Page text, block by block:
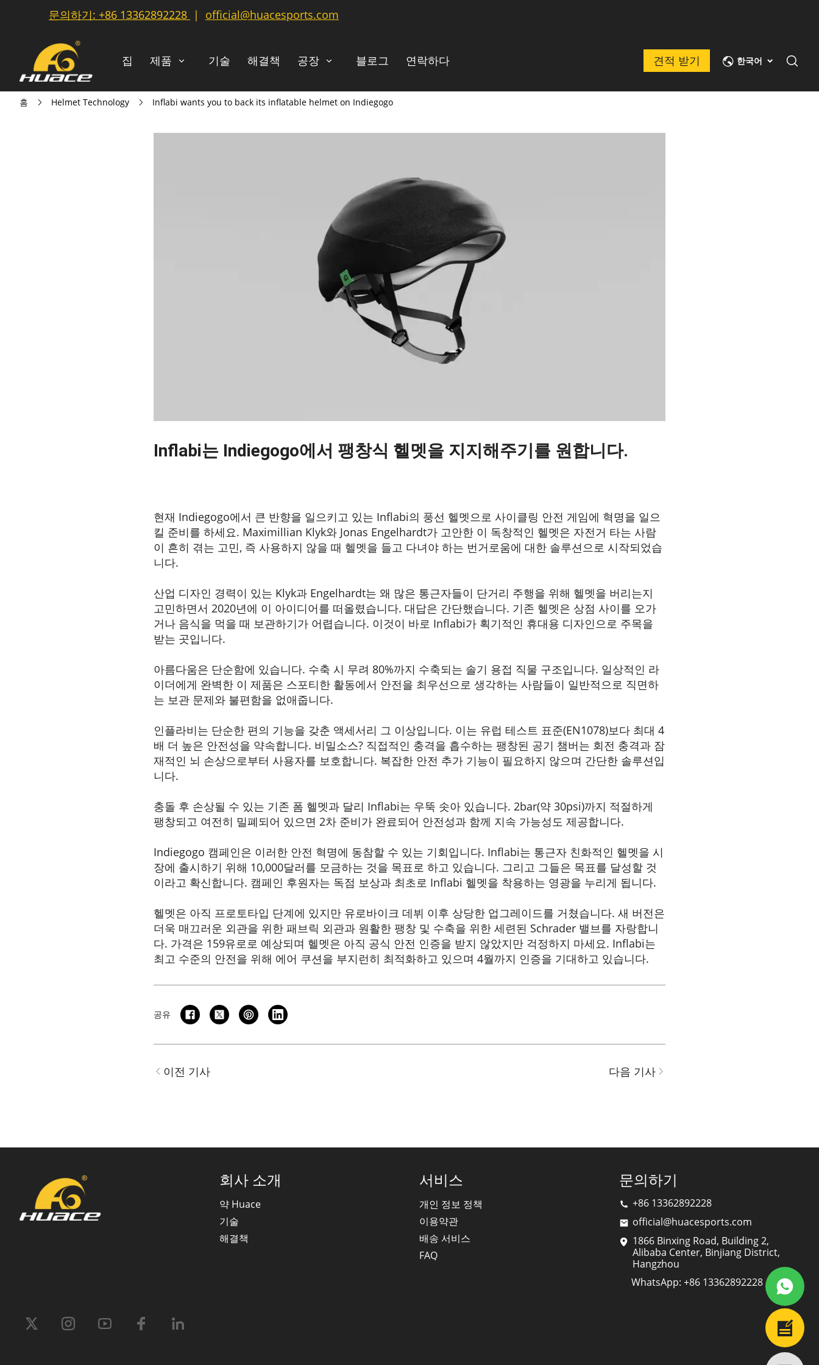
문의하기: +86 13362892228 | official@huacesports.com
집 제품 기술 해결책 공장 블로그 연락하다 견적 받기 한국어
홈 Helmet Technology Inflabi wants you to back its inflatable helmet on Indiegogo
Inflabi는 Indiegogo에서 팽창식 헬멧을 지지해주기를 원합니다.
현재 Indiegogo에서 큰 반향을 일으키고 있는 Inflabi의 풍선 헬멧으로 사이클링 안전 게임에 혁명을 일으
킬 준비를 하세요. Maximillian Klyk와 Jonas Engelhardt가 고안한 이 독창적인 헬멧은 자전거 타는 사람
이 흔히 겪는 고민, 즉 사용하지 않을 때 헬멧을 들고 다녀야 하는 번거로움에 대한 솔루션으로 시작되었습
니다.
산업 디자인 경력이 있는 Klyk과 Engelhardt는 왜 많은 통근자들이 단거리 주행을 위해 헬멧을 버리는지
고민하면서 2020년에 이 아이디어를 떠올렸습니다. 대답은 간단했습니다. 기존 헬멧은 상점 사이를 오가
거나 음식을 먹을 때 보관하기가 어렵습니다. 이것이 바로 Inflabi가 획기적인 휴대용 디자인으로 주목을
받는 곳입니다.
아름다움은 단순함에 있습니다. 수축 시 무려 80%까지 수축되는 솔기 용접 직물 구조입니다. 일상적인 라
이더에게 완벽한 이 제품은 스포티한 활동에서 안전을 최우선으로 생각하는 사람들이 일반적으로 직면하
는 보관 문제와 불편함을 없애줍니다.
인플라비는 단순한 편의 기능을 갖춘 액세서리 그 이상입니다. 이는 유럽 테스트 표준(EN1078)보다 최대 4
배 더 높은 안전성을 약속합니다. 비밀소스? 직접적인 충격을 흡수하는 팽창된 공기 챔버는 회전 충격과 잠
재적인 뇌 손상으로부터 사용자를 보호합니다. 복잡한 안전 추가 기능이 필요하지 않으며 간단한 솔루션입
니다.
충돌 후 손상될 수 있는 기존 폼 헬멧과 달리 Inflabi는 우뚝 솟아 있습니다. 2bar(약 30psi)까지 적절하게
팽창되고 여전히 밀폐되어 있으면 2차 준비가 완료되어 안전성과 함께 지속 가능성도 제공합니다.
Indiegogo 캠페인은 이러한 안전 혁명에 동참할 수 있는 기회입니다. Inflabi는 통근자 친화적인 헬멧을 시
장에 출시하기 위해 10,000달러를 모금하는 것을 목표로 하고 있습니다. 그리고 그들은 목표를 달성할 것
이라고 확신합니다. 캠페인 후원자는 독점 보상과 최초로 Inflabi 헬멧을 착용하는 영광을 누리게 됩니다.
헬멧은 아직 프로토타입 단계에 있지만 유로바이크 데뷔 이후 상당한 업그레이드를 거쳤습니다. 새 버전은
더욱 매끄러운 외관을 위한 패브릭 외관과 원활한 팽창 및 수축을 위한 세련된 Schrader 밸브를 자랑합니
다. 가격은 159유로로 예상되며 헬멧은 아직 공식 안전 인증을 받지 않았지만 걱정하지 마세요. Inflabi는
최고 수준의 안전을 위해 에어 쿠션을 부지런히 최적화하고 있으며 4월까지 인증을 기대하고 있습니다.
공유
이전 기사 다음 기사
회사 소개
약 Huace
기술
해결책
서비스
개인 정보 정책
이용약관
배송 서비스
FAQ
문의하기
+86 13362892228
official@huacesports.com
1866 Binxing Road, Building 2,
Alibaba Center, Binjiang District,
Hangzhou
WhatsApp: +86 13362892228